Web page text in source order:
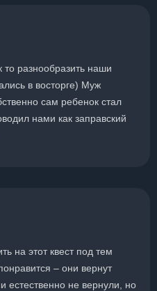
разнообразить наши
в восторге) Муж
сам ребенок стал
нами как заправский
на этот квест под тем
– они вернут
естественно не вернули, но